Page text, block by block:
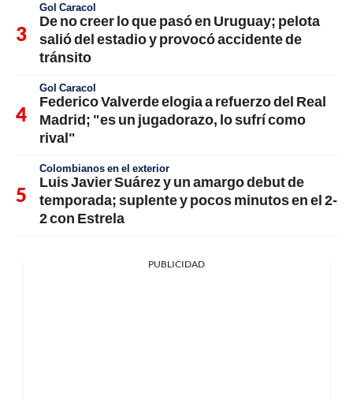
Gol Caracol
De no creer lo que pasó en Uruguay; pelota
salió del estadio y provocó accidente de
tránsito
Gol Caracol
Federico Valverde elogia a refuerzo del Real
Madrid; "es un jugadorazo, lo sufrí como
rival"
Colombianos en el exterior
Luis Javier Suárez y un amargo debut de
temporada; suplente y pocos minutos en el 2-
2 con Estrela
PUBLICIDAD